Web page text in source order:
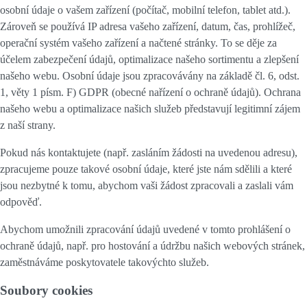
osobní údaje o vašem zařízení (počítač, mobilní telefon, tablet atd.).
Zároveň se používá IP adresa vašeho zařízení, datum, čas, prohlížeč,
operační systém vašeho zařízení a načtené stránky. To se děje za
účelem zabezpečení údajů, optimalizace našeho sortimentu a zlepšení
našeho webu. Osobní údaje jsou zpracovávány na základě čl. 6, odst.
1, věty 1 písm. F) GDPR (obecné nařízení o ochraně údajů). Ochrana
našeho webu a optimalizace našich služeb představují legitimní zájem
z naší strany.
Pokud nás kontaktujete (např. zasláním žádosti na uvedenou adresu),
zpracujeme pouze takové osobní údaje, které jste nám sdělili a které
jsou nezbytné k tomu, abychom vaši žádost zpracovali a zaslali vám
odpověď.
Abychom umožnili zpracování údajů uvedené v tomto prohlášení o
ochraně údajů, např. pro hostování a údržbu našich webových stránek,
zaměstnáváme poskytovatele takovýchto služeb.
Soubory cookies